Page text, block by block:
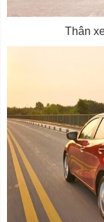
Thân